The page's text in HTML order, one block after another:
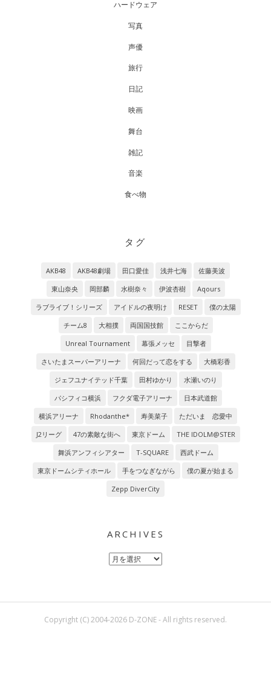
ハードウェア
写真
声優
旅行
日記
映画
舞台
雑記
音楽
食べ物
タグ
AKB48 AKB48劇場 田口愛佳 浅井七海
佐藤美波
東山奈央
岡部麟 水樹奈々 伊波杏樹
Aqours
ラブライブ！シリーズ
アイドルの夜明け RESET
僕の太陽
チーム8
大相撲 両国国技館
ここからだ
Unreal Tournament
幕張メッセ
目撃者
さいたまスーパーアリーナ
何回だって恋をする
大橋彩香
ジェフユナイテッド千葉
田村ゆかり
水瀬いのり
パシフィコ横浜
フクダ電子アリーナ
日本武道館
横浜アリーナ
Rhodanthe* 寿美菜子
ただいま 恋愛中
J2リーグ
47の素敵な街へ 東京ドーム
THE IDOLM@STER
舞浜アンフィシアター
T-SQUARE
西武ドーム
東京ドームシティホール
手をつなぎながら
僕の夏が始まる
Zepp DiverCity
ARCHIVES
Archives
Copyright (C) 2004-2026 D-ZONE - All rights reserved.